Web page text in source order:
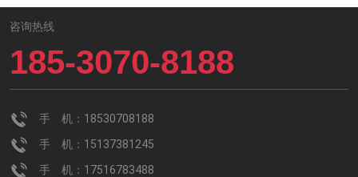
咨询热线
185-3070-8188
手 机：18530708188
手 机：15137381245
手 机：17516783488